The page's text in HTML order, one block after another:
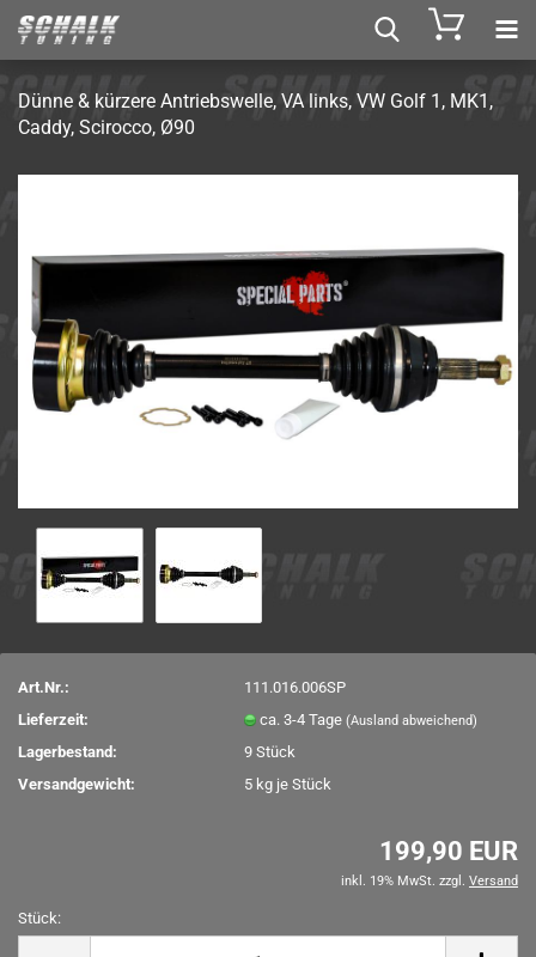
Dünne & kür­ze­re An­triebs­wel­le, VA links, VW Golf 1, MK1,
Caddy, Sci­roc­co, Ø90
Art.Nr.:
111.016.006SP
Lieferzeit:
ca. 3-4 Tage(Ausland abweichend)
Lagerbestand: 9Stück
Versandgewicht:
5 kg je Stück
199,90 EUR
inkl. 19% MwSt. zzgl. Versand
Stück: